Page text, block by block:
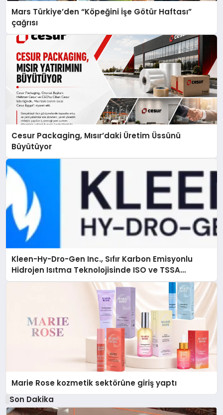
Mars Türkiye’den “Köpeğini İşe Götür Haftası”
çağrısı
Cesur Packaging, Mısır’daki Üretim Üssünü
Büyütüyor
Kleen-Hy-Dro-Gen Inc., Sıfır Karbon Emisyonlu
Hidrojen Isıtma Teknolojisinde ISO ve TSSA
Düzenleyici Onaylarını Aldı
Marie Rose kozmetik sektörüne giriş yaptı
Son Dakika